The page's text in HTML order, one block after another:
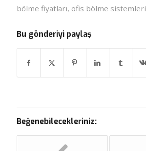
bölme fiyatları, ofis bölme sistemleri
Bu gönderiyi paylaş
Beğenebilecekleriniz: